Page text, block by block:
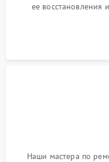
ее восстановления
Наши мастера по